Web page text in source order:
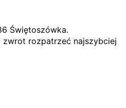
Świętoszówka.
zwrot rozpatrzeć najszybciej